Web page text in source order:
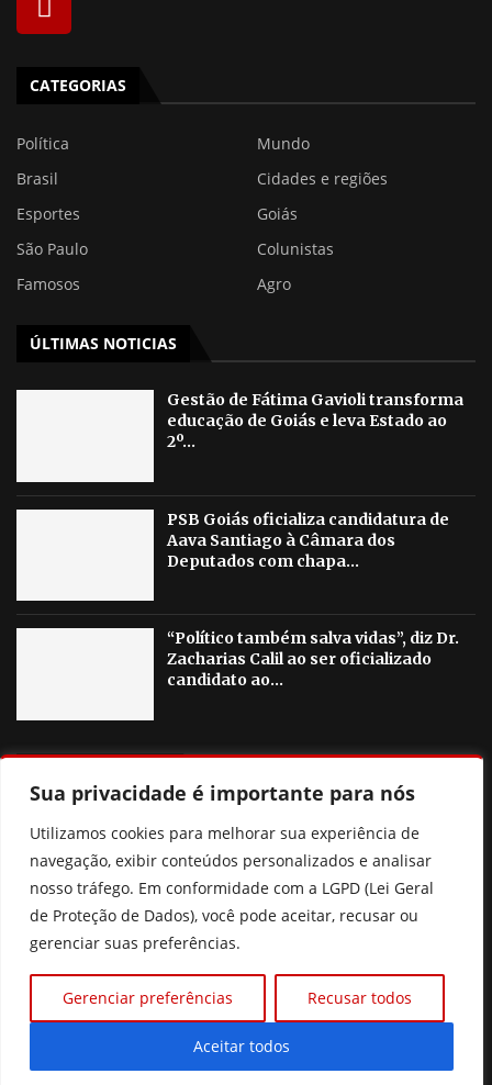
Sua privacidade é importante para nós
Utilizamos cookies para melhorar sua experiência de
navegação, exibir conteúdos personalizados e analisar
nosso tráfego. Em conformidade com a LGPD (Lei Geral
de Proteção de Dados), você pode aceitar, recusar ou
gerenciar suas preferências.
Gerenciar preferências Recusar todos
Aceitar todos
CATEGORIAS
Política
Mundo
Brasil
Cidades e regiões
Esportes
Goiás
São Paulo
Colunistas
Famosos
Agro
ÚLTIMAS NOTICIAS
Gestão de Fátima Gavioli transforma
educação de Goiás e leva Estado ao
2º...
PSB Goiás oficializa candidatura de
Aava Santiago à Câmara dos
Deputados com chapa...
“Político também salva vidas”, diz Dr.
Zacharias Calil ao ser oficializado
candidato ao...
Pix Pensão: o que realmente muda? Entenda a nova lei
sem cair nas fake news
Ciclone bomba: entenda o fenômeno e áreas de risco no
Brasil
vice na chapa à Presidência
Justiça mantém penhora de salário de Romário por dívida